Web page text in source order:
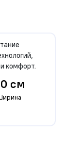
комфорт.
см